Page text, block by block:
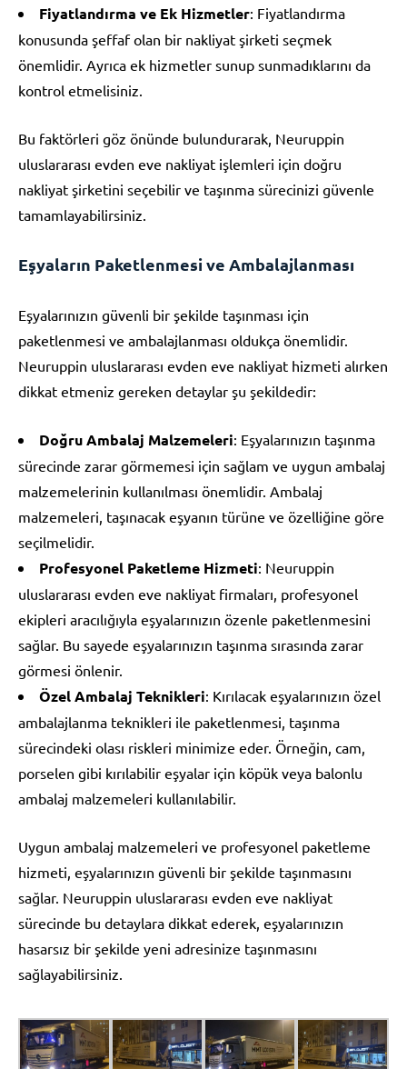
Fiyatlandırma ve Ek Hizmetler: Fiyatlandırma
konusunda şeffaf olan bir nakliyat şirketi seçmek
önemlidir. Ayrıca ek hizmetler sunup sunmadıklarını da
kontrol etmelisiniz.
Bu faktörleri göz önünde bulundurarak, Neuruppin
uluslararası evden eve nakliyat işlemleri için doğru
nakliyat şirketini seçebilir ve taşınma sürecinizi güvenle
tamamlayabilirsiniz.
Eşyaların Paketlenmesi ve Ambalajlanması
Eşyalarınızın güvenli bir şekilde taşınması için
paketlenmesi ve ambalajlanması oldukça önemlidir.
Neuruppin uluslararası evden eve nakliyat hizmeti alırken
dikkat etmeniz gereken detaylar şu şekildedir:
Doğru Ambalaj Malzemeleri: Eşyalarınızın taşınma
sürecinde zarar görmemesi için sağlam ve uygun ambalaj
malzemelerinin kullanılması önemlidir. Ambalaj
malzemeleri, taşınacak eşyanın türüne ve özelliğine göre
seçilmelidir.
Profesyonel Paketleme Hizmeti: Neuruppin
uluslararası evden eve nakliyat firmaları, profesyonel
ekipleri aracılığıyla eşyalarınızın özenle paketlenmesini
sağlar. Bu sayede eşyalarınızın taşınma sırasında zarar
görmesi önlenir.
Özel Ambalaj Teknikleri: Kırılacak eşyalarınızın özel
ambalajlanma teknikleri ile paketlenmesi, taşınma
sürecindeki olası riskleri minimize eder. Örneğin, cam,
porselen gibi kırılabilir eşyalar için köpük veya balonlu
ambalaj malzemeleri kullanılabilir.
Uygun ambalaj malzemeleri ve profesyonel paketleme
hizmeti, eşyalarınızın güvenli bir şekilde taşınmasını
sağlar. Neuruppin uluslararası evden eve nakliyat
sürecinde bu detaylara dikkat ederek, eşyalarınızın
hasarsız bir şekilde yeni adresinize taşınmasını
sağlayabilirsiniz.